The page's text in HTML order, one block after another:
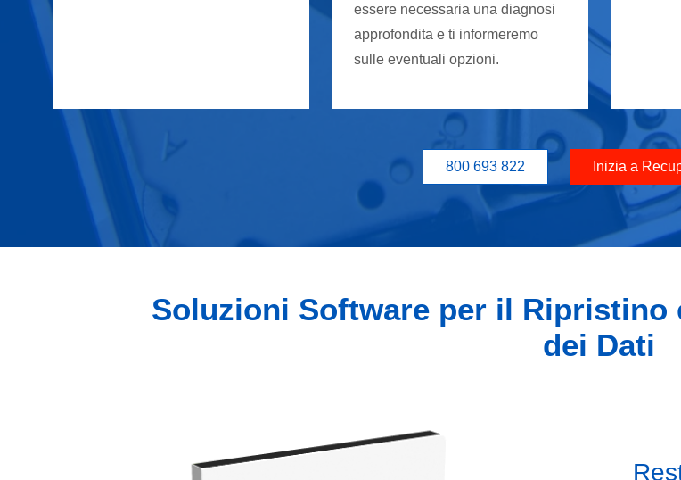
essere necessaria una diagnosi
approfondita e ti informeremo
sulle eventuali opzioni.
800 693 822 Inizia a
Soluzioni Software per il Ripristino
dei Dati